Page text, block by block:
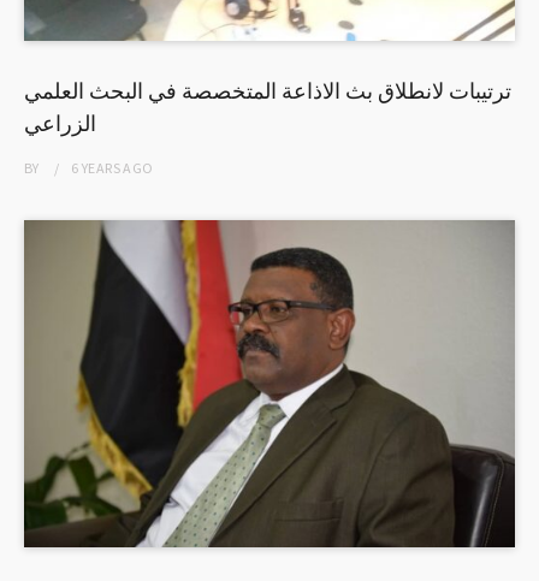
ترتيبات لانطلاق بث الاذاعة المتخصصة في البحث العلمي
الزراعي
BY 6 YEARSAGO